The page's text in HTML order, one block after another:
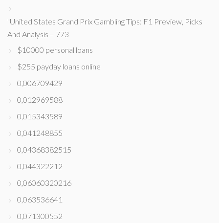
"United States Grand Prix Gambling Tips: F1 Preview, Picks
And Analysis – 773
$10000 personal loans
$255 payday loans online
0,006709429
0,012969588
0,015343589
0,041248855
0,04368382515
0,044322212
0,06060320216
0,063536641
0,071300552